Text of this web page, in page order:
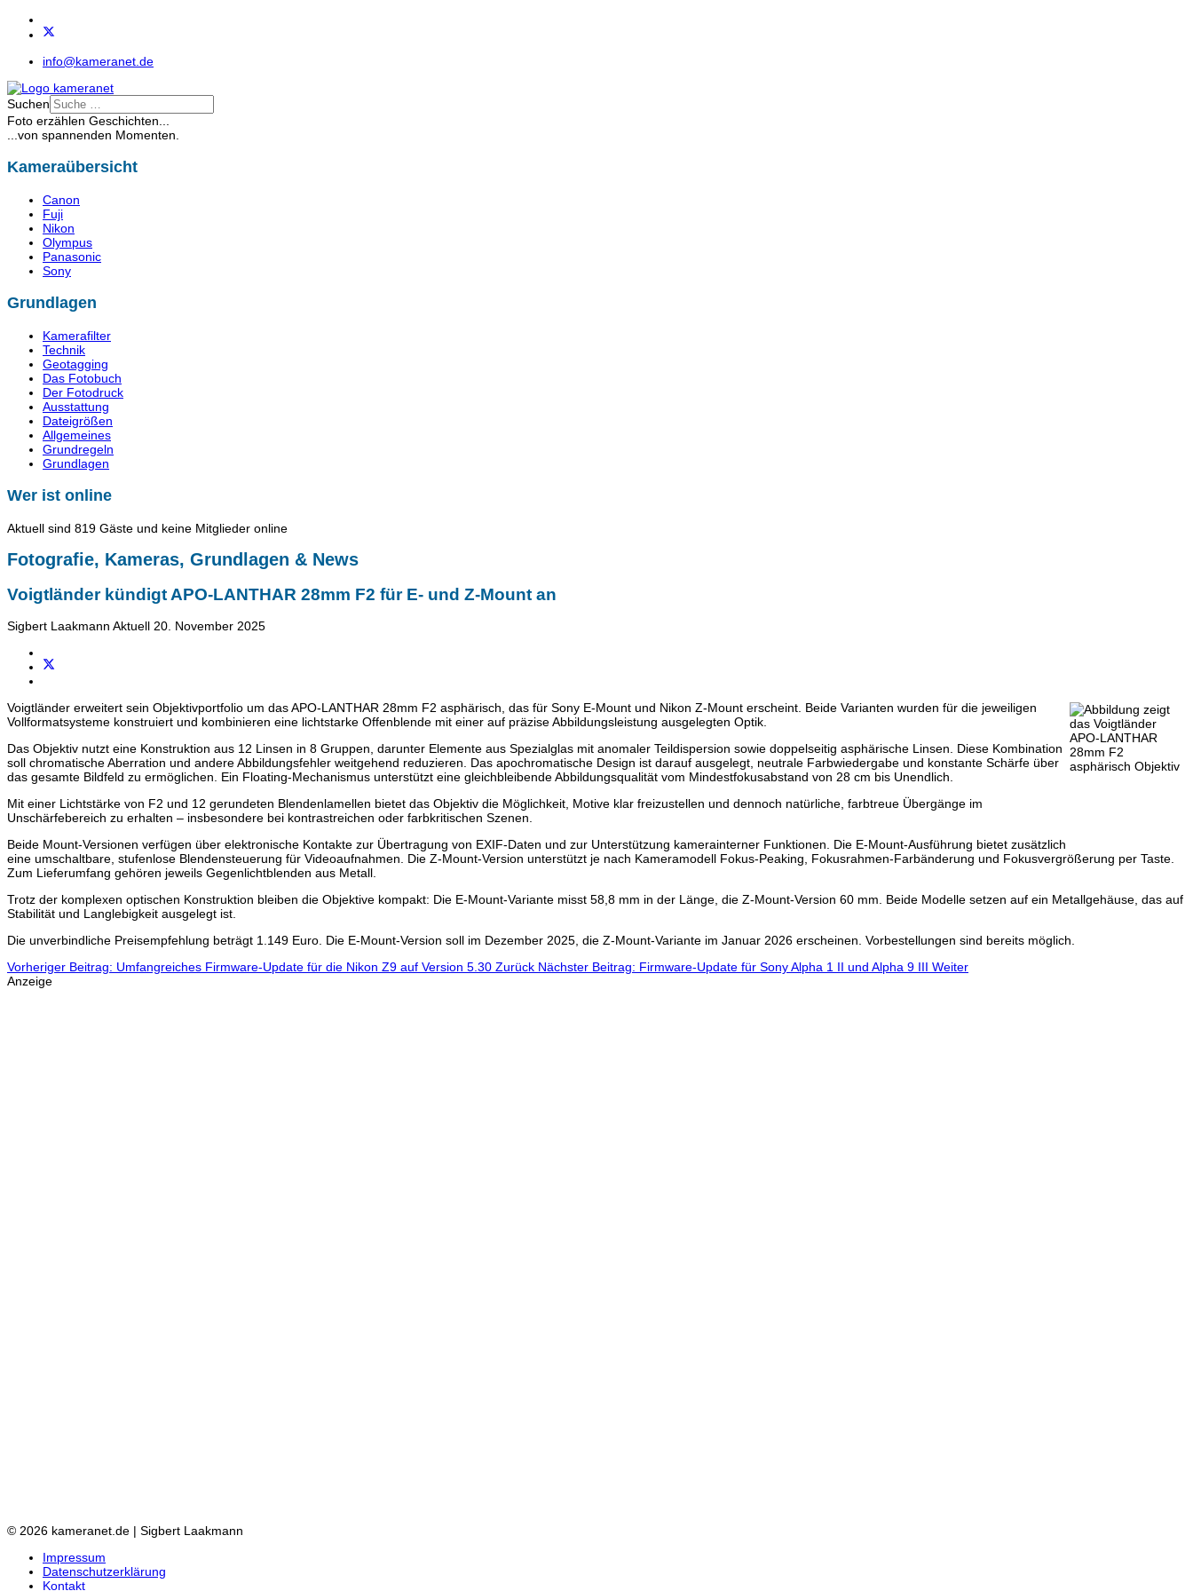
info@kameranet.de
Suchen
Foto erzählen Geschichten...
...von spannenden Momenten.
Kameraübersicht
Canon
Fuji
Nikon
Olympus
Panasonic
Sony
Grundlagen
Kamerafilter
Technik
Geotagging
Das Fotobuch
Der Fotodruck
Ausstattung
Dateigrößen
Allgemeines
Grundregeln
Grundlagen
Wer ist online
Aktuell sind 819 Gäste und keine Mitglieder online
Fotografie, Kameras, Grundlagen & News
Voigtländer kündigt APO-LANTHAR 28mm F2 für E- und Z-Mount an
Sigbert Laakmann Aktuell 20. November 2025
Voigtländer erweitert sein Objektivportfolio um das APO-LANTHAR 28mm F2 asphärisch, das für Sony E-Mount und Nikon Z-Mount erscheint. Beide Varianten wurden für die jeweiligen
Vollformatsysteme konstruiert und kombinieren eine lichtstarke Offenblende mit einer auf präzise Abbildungsleistung ausgelegten Optik.
Das Objektiv nutzt eine Konstruktion aus 12 Linsen in 8 Gruppen, darunter Elemente aus Spezialglas mit anomaler Teildispersion sowie doppelseitig asphärische Linsen. Diese Kombination
soll chromatische Aberration und andere Abbildungsfehler weitgehend reduzieren. Das apochromatische Design ist darauf ausgelegt, neutrale Farbwiedergabe und konstante Schärfe über
das gesamte Bildfeld zu ermöglichen. Ein Floating-Mechanismus unterstützt eine gleichbleibende Abbildungsqualität vom Mindestfokusabstand von 28 cm bis Unendlich.
Mit einer Lichtstärke von F2 und 12 gerundeten Blendenlamellen bietet das Objektiv die Möglichkeit, Motive klar freizustellen und dennoch natürliche, farbtreue Übergänge im
Unschärfebereich zu erhalten – insbesondere bei kontrastreichen oder farbkritischen Szenen.
Beide Mount-Versionen verfügen über elektronische Kontakte zur Übertragung von EXIF-Daten und zur Unterstützung kamerainterner Funktionen. Die E-Mount-Ausführung bietet zusätzlich
eine umschaltbare, stufenlose Blendensteuerung für Videoaufnahmen. Die Z-Mount-Version unterstützt je nach Kameramodell Fokus-Peaking, Fokusrahmen-Farbänderung und Fokusvergrößerung per Taste.
Zum Lieferumfang gehören jeweils Gegenlichtblenden aus Metall.
Trotz der komplexen optischen Konstruktion bleiben die Objektive kompakt: Die E-Mount-Variante misst 58,8 mm in der Länge, die Z-Mount-Version 60 mm. Beide Modelle setzen auf ein Metallgehäuse, das auf
Stabilität und Langlebigkeit ausgelegt ist.
Die unverbindliche Preisempfehlung beträgt 1.149 Euro. Die E-Mount-Version soll im Dezember 2025, die Z-Mount-Variante im Januar 2026 erscheinen. Vorbestellungen sind bereits möglich.
Vorheriger Beitrag: Umfangreiches Firmware-Update für die Nikon Z9 auf Version 5.30 Zurück Nächster Beitrag: Firmware-Update für Sony Alpha 1 II und Alpha 9 III Weiter
Anzeige
© 2026 kameranet.de | Sigbert Laakmann
Impressum
Datenschutzerklärung
Kontakt